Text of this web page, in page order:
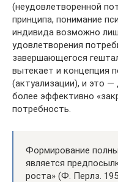
(неудовлетворенной
принципа, понимание
индивида возможно
удовлетворения
завершающегося
вытекает и концепция
(актуализации), и это
более эффективно
потребность.
Формирование
является
роста» (Ф. Перлз.